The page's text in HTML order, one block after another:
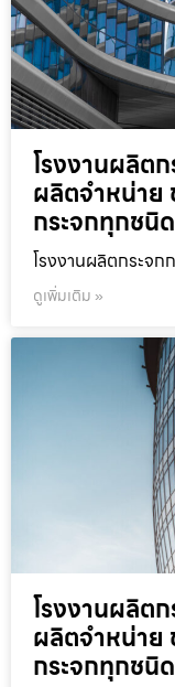
โรงงานผลิต
ผลิตจำหน่าย
กระจกทุกชนิ
โรงงานผลิตกระจก
ดูเพิ่มเติม »
โรงงานผลิตก
ผลิตจำหน่าย
กระจกทุกชนิ